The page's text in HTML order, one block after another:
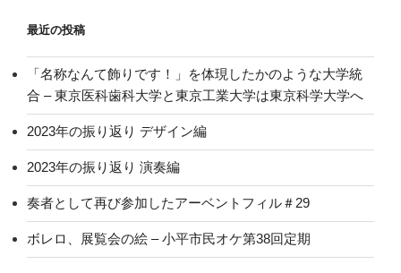
最近の投稿
「名称なんて飾りです！」を体現したかのような大学統
合 – 東京医科歯科大学と東京工業大学は東京科学大学へ
2023年の振り返り デザイン編
2023年の振り返り 演奏編
奏者として再び参加したアーベントフィル＃29
ボレロ、展覧会の絵 – 小平市民オケ第38回定期